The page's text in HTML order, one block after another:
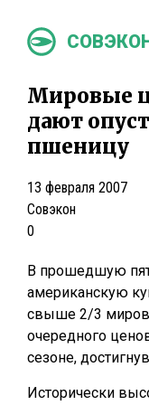
Мировые
дают
пшеницу
13 февраля 2007
Совэкон
0
В прошедшую
американскую
свыше 2/3
очередного
сезоне,
Исторически